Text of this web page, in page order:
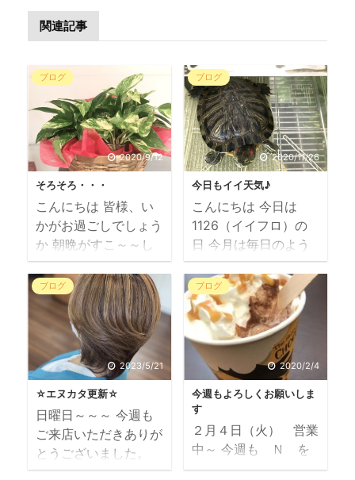
関連記事
ブログ
2020/9/12
そろそろ・・・
こんにちは 皆様、い
かがお過ごしでしょう
か 朝晩がすこ～～し
だけ涼しく感じるよう
になり、 ここ数日は
寝る時にはクーラーい
らずとなりました 店
内はまだクーラーもち
ろん入れてますよ
そろそろ、秋靴にシフ
トチェンジしましょう
かねぇ NEW 今年も攻
めてみましたヨ 履き
慣らして走れるぐらい
になると思います ち
ブログ
2020/11/26
今日もイイ天気♪
こんにちは 今日は
1126（イイフロ）の
日 今月は毎日のよう
に 11（イイ）何かの
日なんですね 午前中
は陽射しのぬくもりが
ある店内ですが、 昨
日は午後過ぎから気温
が下がり お客様も
早々に途切れ・・（コ
ロナ自粛のせい） 身
も心も冷え冷え～～～
網戸を開けて既存のド
ア（塗り替えたよ）を
閉めました 真冬は暖
ブログ
2023/5/21
☆エヌカタ更新☆
日曜日～～～ 今週も
ご来店いただきありが
とうございました。
１週間早い～～～ 今
ブログ
2020/2/4
今週もよろしくお願いしま
す
２月４日（火） 営業
中～ 今週も Ｎ を
よろしくお願いします